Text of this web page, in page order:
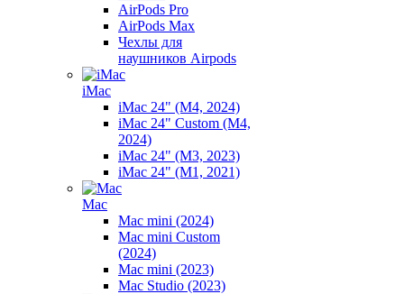
AirPods Pro
AirPods Max
Чехлы для
наушников Airpods
iMac
iMac 24" (M4, 2024)
iMac 24" Custom (M4,
2024)
iMac 24" (M3, 2023)
iMac 24" (M1, 2021)
Mac
Mac mini (2024)
Mac mini Custom
(2024)
Mac mini (2023)
Mac Studio (2023)